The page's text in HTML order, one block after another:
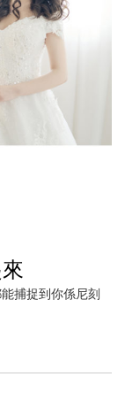
捕捉到你係尼刻